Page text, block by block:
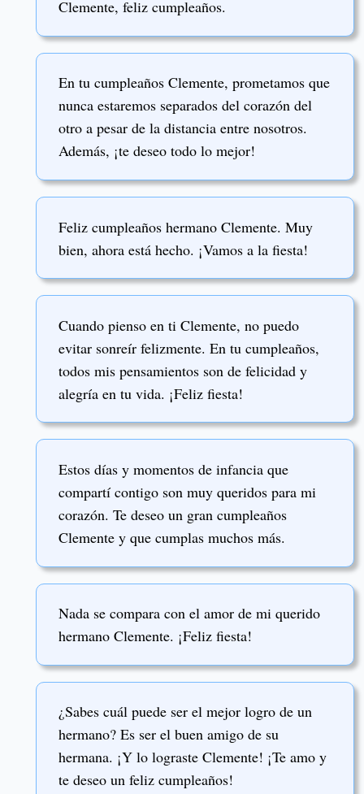
Clemente, feliz cumpleaños.
En tu cumpleaños Clemente, prometamos que
nunca estaremos separados del corazón del
otro a pesar de la distancia entre nosotros.
Además, ¡te deseo todo lo mejor!
Feliz cumpleaños hermano Clemente. Muy
bien, ahora está hecho. ¡Vamos a la fiesta!
Cuando pienso en ti Clemente, no puedo
evitar sonreír felizmente. En tu cumpleaños,
todos mis pensamientos son de felicidad y
alegría en tu vida. ¡Feliz fiesta!
Estos días y momentos de infancia que
compartí contigo son muy queridos para mi
corazón. Te deseo un gran cumpleaños
Clemente y que cumplas muchos más.
Nada se compara con el amor de mi querido
hermano Clemente. ¡Feliz fiesta!
¿Sabes cuál puede ser el mejor logro de un
hermano? Es ser el buen amigo de su
hermana. ¡Y lo lograste Clemente! ¡Te amo y
te deseo un feliz cumpleaños!